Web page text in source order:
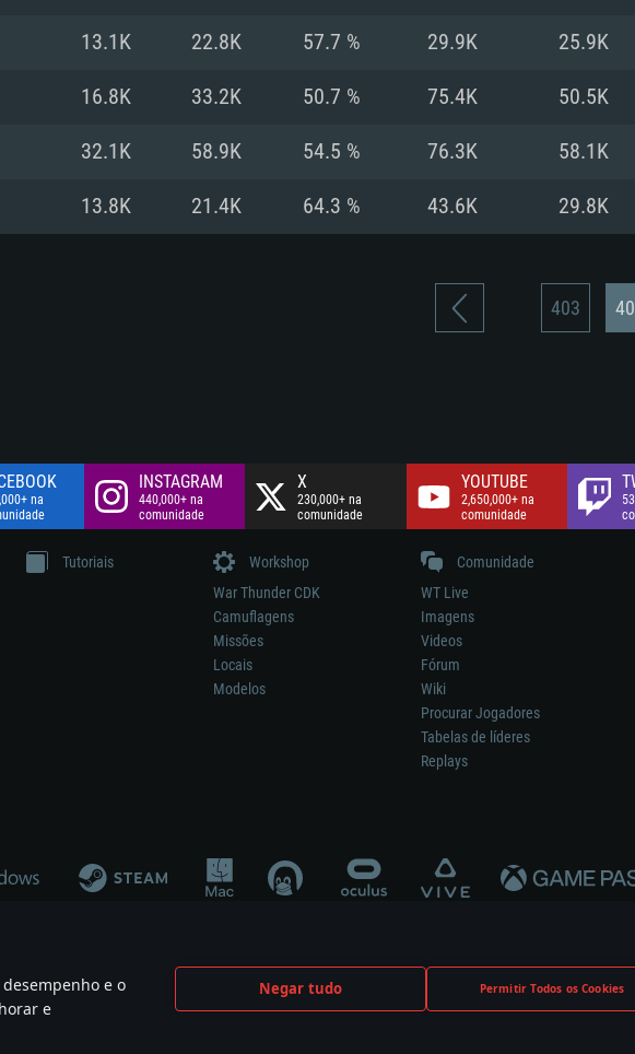
e o
e
Negar tudo Permitir Todos os Cookies
Metal.
Network: Internet de banda
Disco: 60,2 GB
mínima
Vulkan.
Network: Internet de banda
Disco: 60,2 GB
13.1K 22.8K 57.7 % 29.9K 25.9K
16.8K 33.2K 50.7 % 75.4K 50.5K
32.1K 58.9K 54.5 % 76.3K 58.1K
13.8K 21.4K 64.3 % 43.6K 29.8K
403
na
INSTAGRAM
440,000+ na
comunidade
X
230,000+ na
comunidade
YOUTUBE
2,650,000+ na
comunidade
Tutoriais
Workshop
War Thunder CDK
Camuflagens
Missões
Locais
Modelos
Comunidade
WT Live
Imagens
Videos
Fórum
Wiki
Procurar Jogadores
Tabelas de líderes
Replays
significa participação no desenvolvimento, patrocínio ou aval do respetivo construtor.
are the property of their respective owners.